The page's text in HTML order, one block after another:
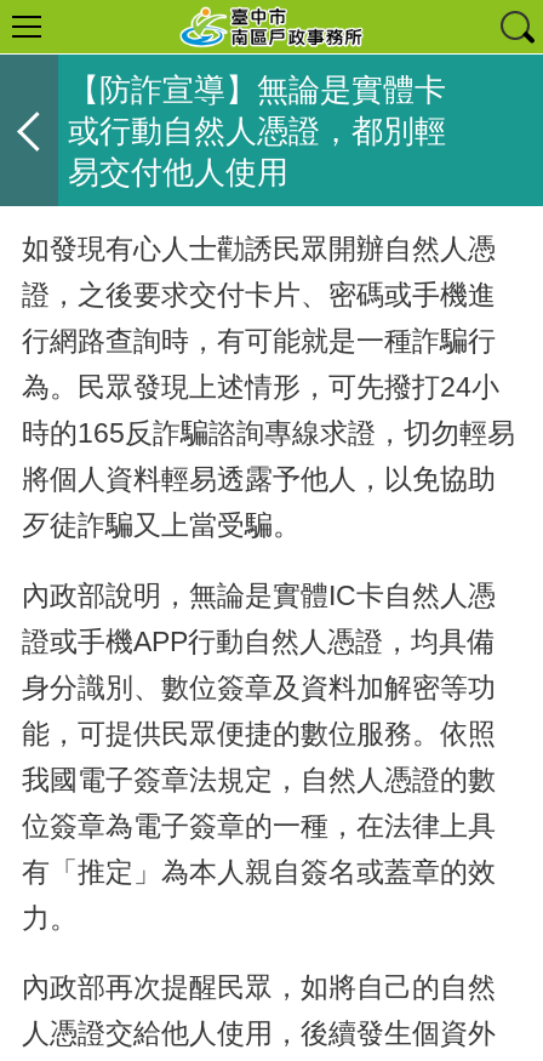
【防詐宣導】無論是實體卡
或行動自然人憑證，都別輕
易交付他人使用
如發現有心人士勸誘民眾開辦自然人憑
證，之後要求交付卡片、密碼或手機進
行網路查詢時，有可能就是一種詐騙行
為。民眾發現上述情形，可先撥打24小
時的165反詐騙諮詢專線求證，切勿輕易
將個人資料輕易透露予他人，以免協助
歹徒詐騙又上當受騙。
內政部說明，無論是實體IC卡自然人憑
證或手機APP行動自然人憑證，均具備
身分識別、數位簽章及資料加解密等功
能，可提供民眾便捷的數位服務。依照
我國電子簽章法規定，自然人憑證的數
位簽章為電子簽章的一種，在法律上具
有「推定」為本人親自簽名或蓋章的效
力。
內政部再次提醒民眾，如將自己的自然
人憑證交給他人使用，後續發生個資外